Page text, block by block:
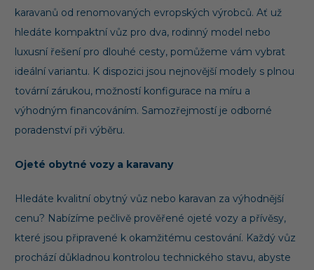
karavanů od renomovaných evropských výrobců. Ať už
hledáte kompaktní vůz pro dva, rodinný model nebo
luxusní řešení pro dlouhé cesty, pomůžeme vám vybrat
ideální variantu. K dispozici jsou nejnovější modely s plnou
tovární zárukou, možností konfigurace na míru a
výhodným financováním. Samozřejmostí je odborné
poradenství při výběru.
Ojeté obytné vozy a karavany
Hledáte kvalitní obytný vůz nebo karavan za výhodnější
cenu? Nabízíme pečlivě prověřené ojeté vozy a přívěsy,
které jsou připravené k okamžitému cestování. Každý vůz
prochází důkladnou kontrolou technického stavu, abyste